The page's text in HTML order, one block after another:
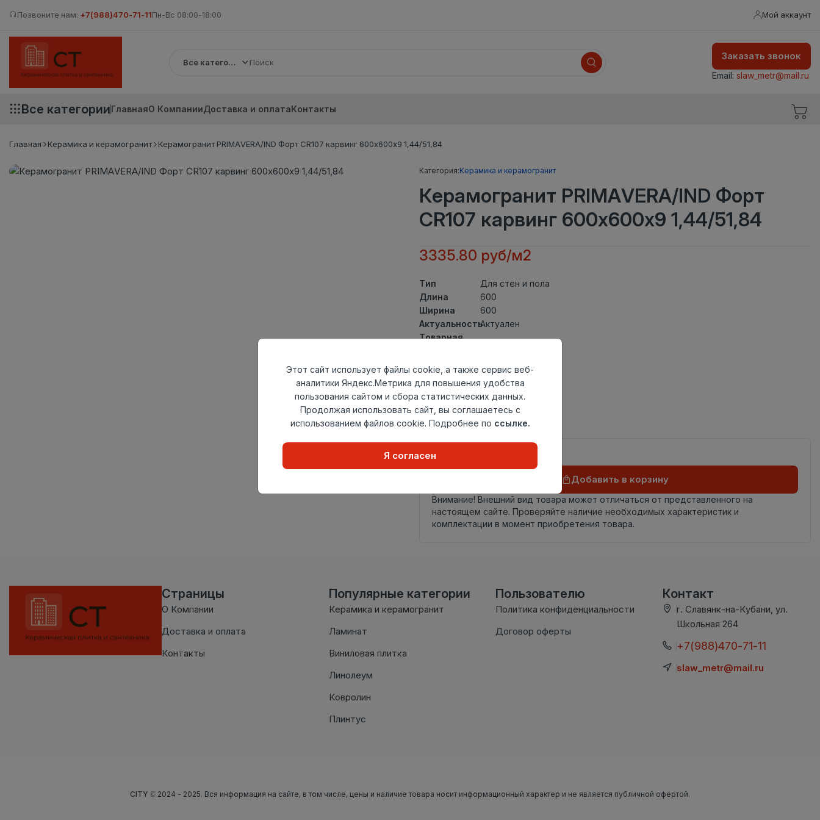
Позвоните нам: +7(988)470-71-11Пн-Вс 08:00-18:00 Мой аккаунт
Все категории
Заказать звонок
Email: slaw_metr@mail.ru
Все категорииГлавнаяО КомпанииДоставка и оплатаКонтакты
Главная Керамика и керамогранит Керамогранит PRIMAVERA/IND Форт CR107 карвинг 600х600х9 1,44/51,84
Категория:Керамика и керамогранит
Керамогранит PRIMAVERA/IND Форт
CR107 карвинг 600х600х9 1,44/51,84
3335.80 руб/м2
Тип
Для стен и пола
Длина
600
Ширина
600
АктуальностьАктуален
Товарная
Толщина
Поверхность
карвинг
Страна
происхождения
Индия
Номер
комплекта
К5
Осталось
Добавить в корзину
Внимание! Внешний вид товара может отличаться от представленного на
настоящем сайте. Проверяйте наличие необходимых характеристик и
комплектации в момент приобретения товара.
Страницы
О Компании
Доставка и оплата
Контакты
Популярные категории
Керамика и керамогранит
Ламинат
Виниловая плитка
Линолеум
Ковролин
Плинтус
Пользователю
Политика конфиденциальности
Договор оферты
Контакт
г. Славянк-на-Кубани, ул.
Школьная 264
+7(988)470-71-11
slaw_metr@mail.ru
CITY © 2024 - 2025. Вся информация на сайте, в том числе, цены и наличие товара носит информационный характер и не является публичной офертой.
Этот сайт использует файлы cookie, а также сервис веб-
аналитики Яндекс.Метрика для повышения удобства
пользования сайтом и сбора статистических данных.
Продолжая использовать сайт, вы соглашаетесь с
использованием файлов cookie. Подробнее по ссылке.
Я согласен